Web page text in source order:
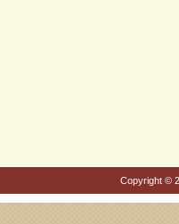
Copyright ©